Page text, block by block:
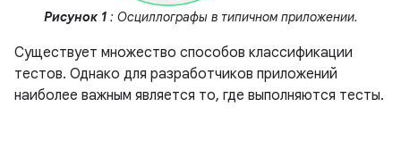
Рисунок 1: Осциллографы в типичном приложении.
Существует множество способов классификации
тестов. Однако для разработчиков приложений
наиболее важным является то, где выполняются тесты.